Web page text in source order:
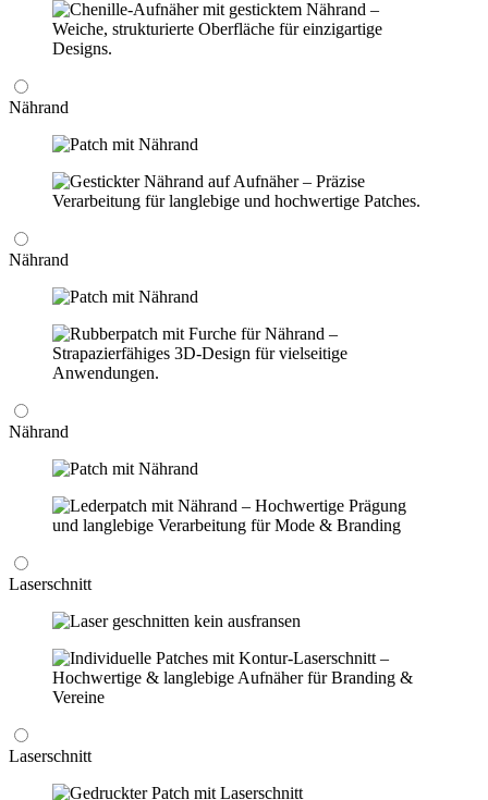
Nährand
Nährand
Nährand
Laserschnitt
Laserschnitt